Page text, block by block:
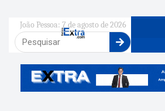
João Pessoa: 7 de agosto de 2026